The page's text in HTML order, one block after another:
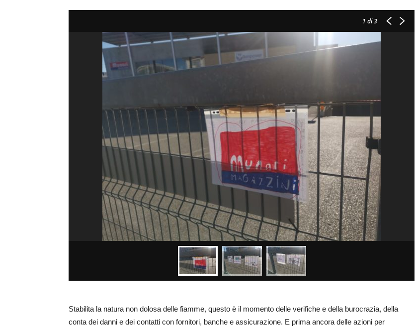
1 di 3
Stabilita la natura non dolosa delle fiamme, questo è il momento delle verifiche e della burocrazia, della
conta dei danni e dei contatti con fornitori, banche e assicurazione. E prima ancora delle azioni per